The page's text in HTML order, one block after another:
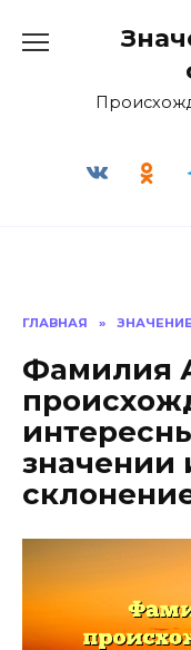
ГЛАВНАЯ »
Фамилия
значении